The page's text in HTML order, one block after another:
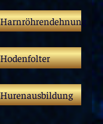
Harnröhrendehnung
Hodenfolter
Hurenausbildung